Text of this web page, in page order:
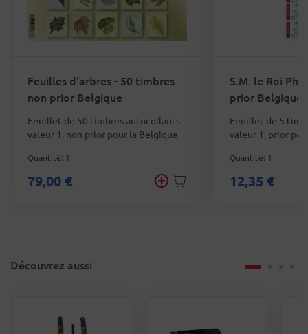
Feuilles d'arbres - 50 timbres
non prior Belgique
Feuillet de 50 timbres autocollants
valeur 1, non prior pour la Belgique
Quantité: 1
79,00 €
S.M. le Roi
prior Belgique
Feuillet de 5
valeur 1, prior
Quantité: 1
12,35 €
Découvrez aussi